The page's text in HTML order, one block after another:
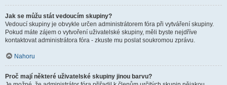
Jak se můžu stát vedoucím skupiny?
Vedoucí skupiny je obvykle určen administrátorem fóra při vytváření skupiny.
Pokud máte zájem o vytvoření uživatelské skupiny, měli byste nejdříve
kontaktovat administrátora fóra - zkuste mu poslat soukromou zprávu.
Nahoru
Proč mají některé uživatelské skupiny jinou barvu?